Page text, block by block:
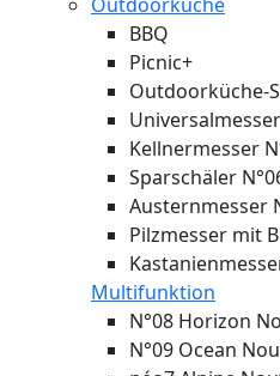
BBQ
Picnic+
Outdoorküche-
Kellnermesser
Sparschäler
Austernmesser
Pilzmesser mit
Multifunktion
N°08 Horizon
N°09 Ocean